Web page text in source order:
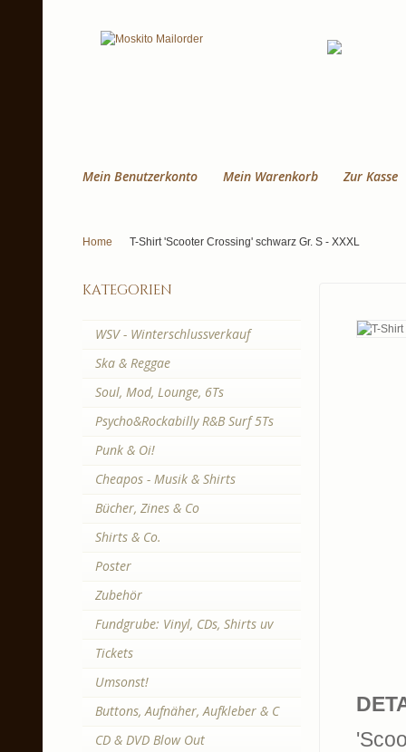
Mein Benutzerkonto Mein Warenkorb Zur Kasse
Home T-Shirt 'Scooter Crossing' schwarz Gr. S - XXXL
kategorien
WSV - Winterschlussverkauf
Ska & Reggae
Soul, Mod, Lounge, 6Ts
Psycho&Rockabilly R&B Surf 5Ts
Punk & Oi!
Cheapos - Musik & Shirts
Bücher, Zines & Co
Shirts & Co.
Poster
Zubehör
Fundgrube: Vinyl, CDs, Shirts uv
Tickets
Umsonst!
Buttons, Aufnäher, Aufkleber & C
CD & DVD Blow Out